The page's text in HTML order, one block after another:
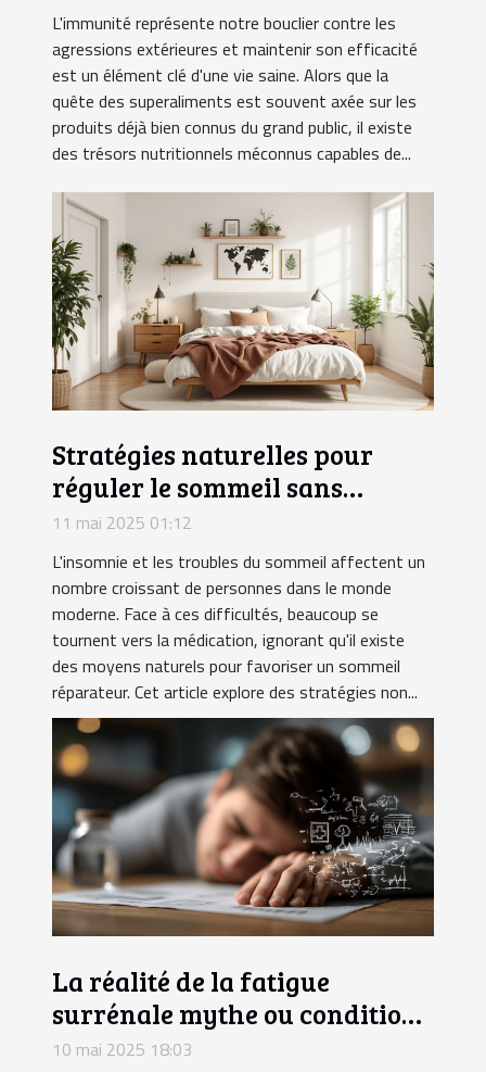
L'immunité représente notre bouclier contre les
agressions extérieures et maintenir son efficacité
est un élément clé d'une vie saine. Alors que la
quête des superaliments est souvent axée sur les
produits déjà bien connus du grand public, il existe
des trésors nutritionnels méconnus capables de...
Stratégies naturelles pour
réguler le sommeil sans
médication
11 mai 2025 01:12
L'insomnie et les troubles du sommeil affectent un
nombre croissant de personnes dans le monde
moderne. Face à ces difficultés, beaucoup se
tournent vers la médication, ignorant qu'il existe
des moyens naturels pour favoriser un sommeil
réparateur. Cet article explore des stratégies non...
La réalité de la fatigue
surrénale mythe ou condition
médicale
10 mai 2025 18:03